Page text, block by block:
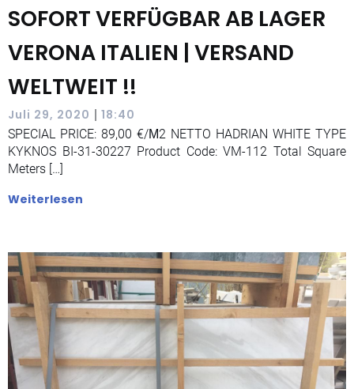
SOFORT VERFÜGBAR AB LAGER
VERONA ITALIEN | VERSAND
WELTWEIT !!
Juli 29, 2020 | 18:40
SPECIAL PRICE: 89,00 €/Μ2 NETTO HADRIAN WHITE TYPE
KYKNOS BI-31-30227 Product Code: VM-112 Total Square
Meters […]
Weiterlesen